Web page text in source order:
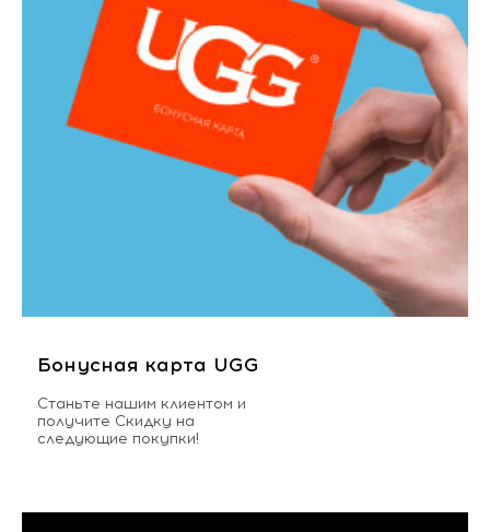
Бонусная карта UGG
Станьте нашим клиентом и
получите Скидку на
следующие покупки!